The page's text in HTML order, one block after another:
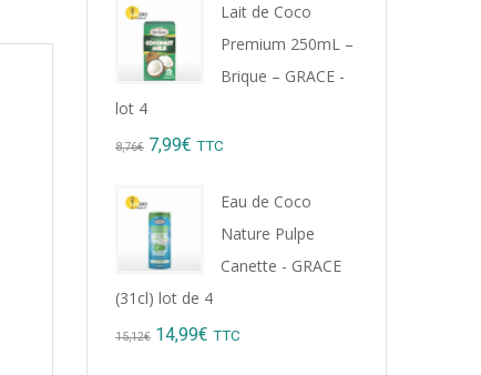
was:
9,22€.
Lait de Coco
Premium 250mL –
Brique – GRACE -
lot 4
8,76€ Original
was:
8,76€.
7,99€ Current
TTC
Eau de Coco
Nature Pulpe
Canette - GRACE
(31cl) lot de 4
15,12€ Original
14,99€ Current
TTC